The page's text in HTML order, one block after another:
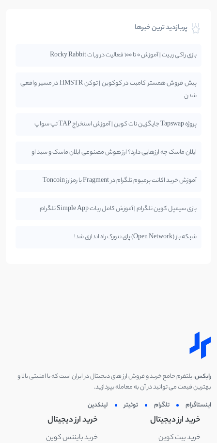
پربازدید ترین خبرها
بازی راکی ربیت | آموزش 0 تا 100 فعالیت در ربات Rocky Rabbit
پیش فروش همستر کامبت در کوکوین | توکن HMSTR در مسیر واقعی
شدن
پروژه Tapswap جایگزین نات کوین | آموزش استخراج TAP تپ سواپ
ایلان ماسک چه ارزهایی دارد؟ ارز هوش مصنوعی ایلان ماسک و سبد او
آموزش خرید اکانت پرمیوم تلگرام در Fragment با رمزارز Toncoin
بازی سیمپل کوین تلگرام | آموزش کامل ربات Simple App تلگرام
شبکه باز (Open Network) پای نتورک راه اندازی شد!
رابکس، پلتفرم جامع خرید و فروش ارز های دیجیتال در ایران است که با امنیتی بالا و
بهترین قیمت می توانید در آن به معامله بپردازید.
اینستاگرام
تلگرام توئیتر لینکدین
خرید ارز دیجیتال
خرید بیت کوین
خرید ارز دیجیتال
خرید بایننس کوین